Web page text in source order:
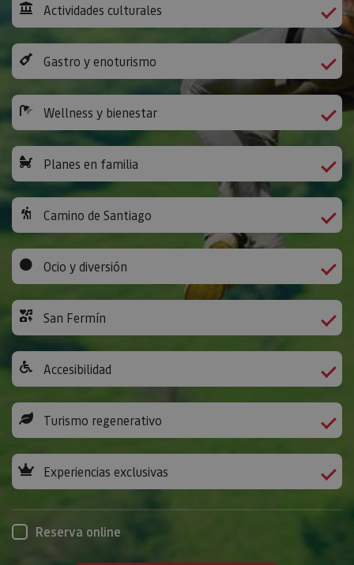
Actividades culturales
Gastro y enoturismo
Wellness y bienestar
Planes en familia
Camino de Santiago
Ocio y diversión
San Fermín
Accesibilidad
Turismo regenerativo
Experiencias exclusivas
Reserva online